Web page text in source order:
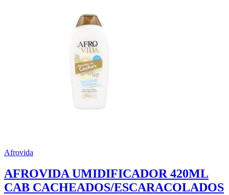
Afrovida
AFROVIDA UMIDIFICADOR 420ML
CAB CACHEADOS/ESCARACOLADOS